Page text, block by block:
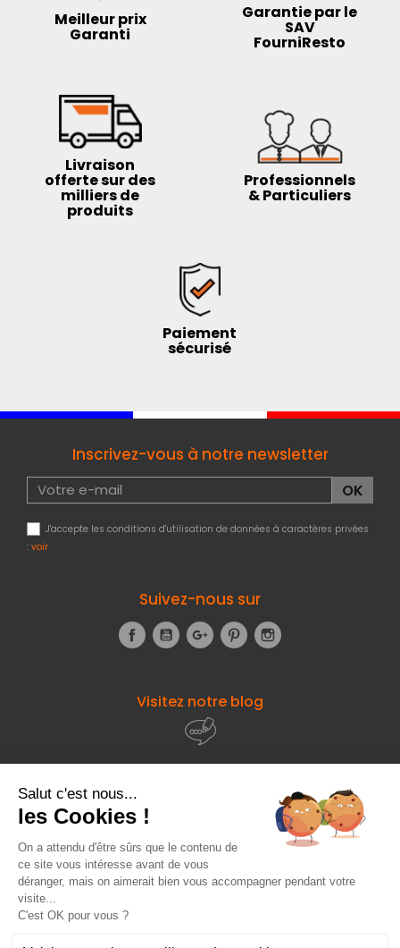
Meilleur prix
Garanti
Garantie par le
SAV
FourniResto
Livraison
offerte sur des
milliers de
produits
Professionnels
& Particuliers
Paiement
sécurisé
Inscrivez-vous à notre newsletter
J'accepte les conditions d'utilisation de données à caractères privées
: voir
Suivez-nous sur
FacebookYouTubeGoogle+Pinterest
Visitez notre blog
À propos de
Fourniresto
Entre vous et nous